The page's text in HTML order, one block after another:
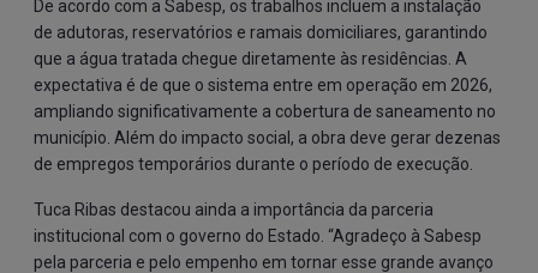
De acordo com a Sabesp, os trabalhos incluem a instalação
de adutoras, reservatórios e ramais domiciliares, garantindo
que a água tratada chegue diretamente às residências. A
expectativa é de que o sistema entre em operação em 2026,
ampliando significativamente a cobertura de saneamento no
município. Além do impacto social, a obra deve gerar dezenas
de empregos temporários durante o período de execução.
Tuca Ribas destacou ainda a importância da parceria
institucional com o governo do Estado. “Agradeço à Sabesp
pela parceria e pelo empenho em tornar esse grande avanço